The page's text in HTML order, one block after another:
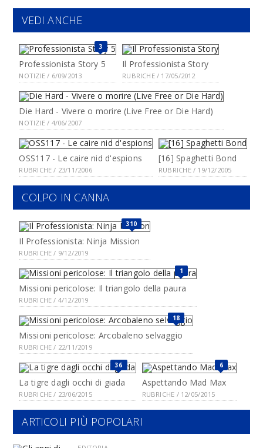
VEDI ANCHE
3
Professionista Story 5
NOTIZIE / 6/09/2013
Il Professionista Story
RUBRICHE / 17/05/2012
Die Hard - Vivere o morire (Live Free or Die Hard)
NOTIZIE / 4/06/2007
OSS117 - Le caire nid d'espions
RUBRICHE / 23/11/2006
[16] Spaghetti Bond
RUBRICHE / 19/12/2005
COLPO IN CANNA
310
Il Professionista: Ninja Mission
RUBRICHE / 9/12/2019
1
Missioni pericolose: Il triangolo della paura
RUBRICHE / 4/12/2019
18
Missioni pericolose: Arcobaleno selvaggio
RUBRICHE / 22/11/2019
36
La tigre dagli occhi di giada
RUBRICHE / 23/06/2015
6
Aspettando Mad Max
RUBRICHE / 12/05/2015
ARTICOLI PIÙ POPOLARI